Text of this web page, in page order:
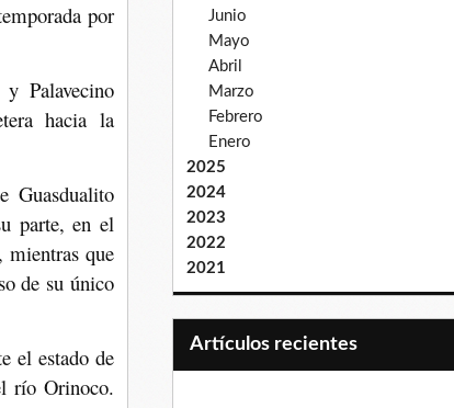
por
Palavecino
hacia la
Guasdualito
parte, en el
mientras que
de su único
el estado de
río Orinoco.
Junio
Mayo
Abril
Marzo
Febrero
Enero
2025
2024
2023
2022
2021
Artículos recientes